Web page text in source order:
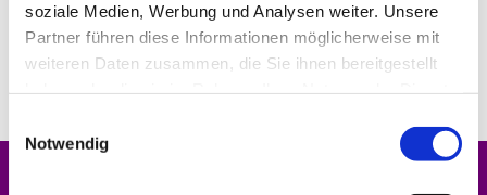
soziale Medien, Werbung und Analysen weiter. Unsere
Partner führen diese Informationen möglicherweise mit
weiteren Daten zusammen, die Sie ihnen bereitgestellt
Notwendig